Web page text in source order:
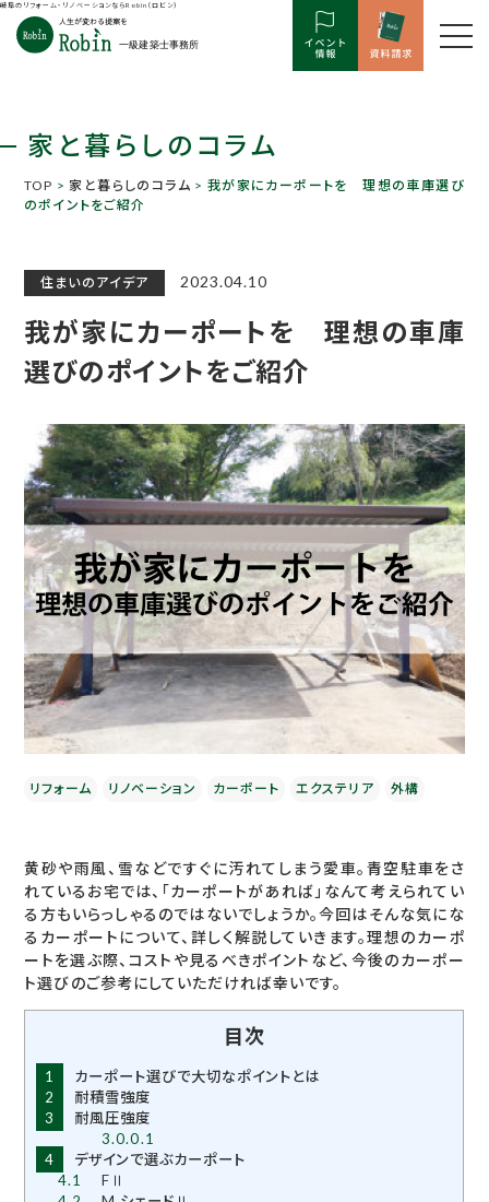
岐阜のリフォーム・リノベーションならRobin（ロビン）
家と暮らしのコラム
TOP >家と暮らしのコラム > 我が家にカーポートを 理想の車庫選び
のポイントをご紹介
住まいのアイデア 2023.04.10
我が家にカーポートを 理想の車庫
選びのポイントをご紹介
リフォーム リノベーション カーポート エクステリア 外構
黄砂や雨風、雪などですぐに汚れてしまう愛車。青空駐車をさ
れているお宅では、「カーポートがあれば」なんて考えられてい
る方もいらっしゃるのではないでしょうか。今回はそんな気にな
るカーポートについて、詳しく解説していきます。理想のカーポ
ートを選ぶ際、コストや見るべきポイントなど、今後のカーポー
ト選びのご参考にしていただければ幸いです。
目次
1
カーポート選びで大切なポイントとは
2
耐積雪強度
3
耐風圧強度
3.0.0.1
4
デザインで選ぶカーポート
4.1
FⅡ